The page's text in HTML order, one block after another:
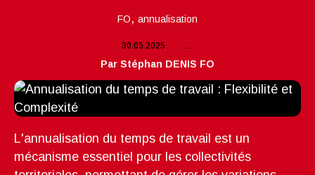
FO, annualisation
30.05.2025 …
Par Stéphan DENIS FO
L'annualisation du temps de travail est un
mécanisme essentiel pour les collectivités